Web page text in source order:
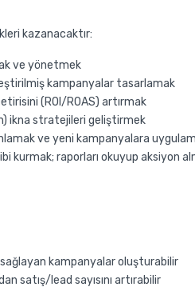
kazanacaktır:
ve yönetmek
kampanyalar tasarlamak
(ROI/ROAS) artırmak
ikna stratejileri geliştirmek
ve yeni kampanyalara
kurmak; raporları okuyup aksiyon
kampanyalar oluşturabilir
satış/lead sayısını artırabilir